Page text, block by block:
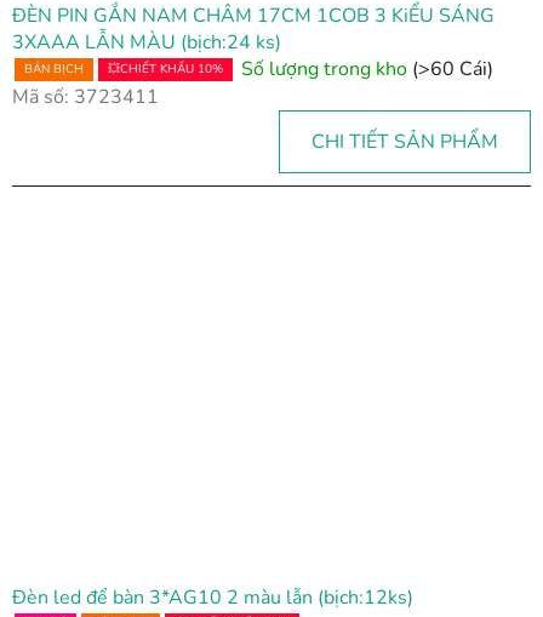
ĐÈN PIN GẮN NAM CHÂM 17CM 1COB 3 KiỂU SÁNG
3XAAA LẪN MÀU (bịch:24 ks)
BÁN BỊCH 💥CHIẾT KHẤU 10% Số lượng trong kho (>60 Cái)
Mã số: 3723411
CHI TIẾT SẢN PHẨM
Đèn led để bàn 3*AG10 2 màu lẫn (bịch:12ks)